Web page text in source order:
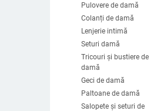
Pulovere de damă
Colanți de damă
Lenjerie intimă
Seturi damă
Tricouri și bustiere de
damă
Geci de damă
Paltoane de damă
Salopete și seturi de